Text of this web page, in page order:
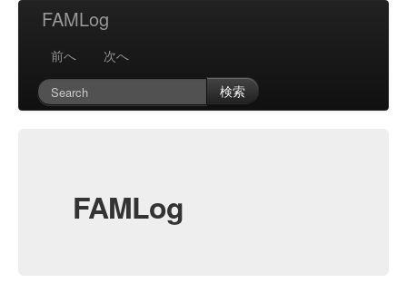
FAMLog
前へ
次へ
検索
FAMLog